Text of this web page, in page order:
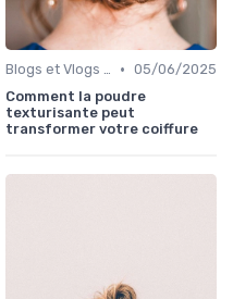
Blogs et Vlogs de Coiffure • 05/06/2025
Comment la poudre
texturisante peut
transformer votre coiffure